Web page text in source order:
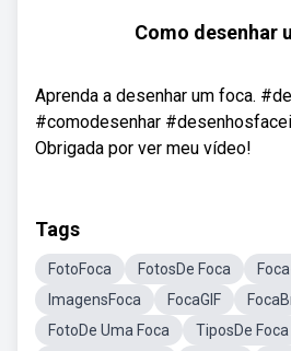
Como desenhar
Aprenda a desenhar um foca.
#comodesenhar
Obrigada por ver meu vídeo!
Tags
FotoFoca FotosDe Foca
ImagensFoca
FocaGIF
FotoDe Uma Foca
TiposDe Foca